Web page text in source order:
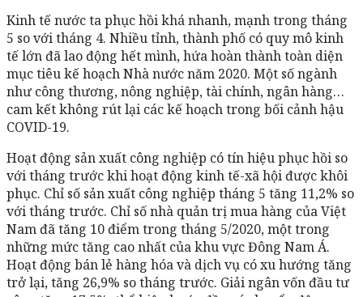
Kinh tế nước ta phục hồi khá nhanh, mạnh trong tháng
5 so với tháng 4. Nhiều tỉnh, thành phố có quy mô kinh
tế lớn đã lao động hết mình, hứa hoàn thành toàn diện
mục tiêu kế hoạch Nhà nước năm 2020. Một số ngành
như công thương, nông nghiệp, tài chính, ngân hàng…
cam kết không rút lại các kế hoạch trong bối cảnh hậu
COVID-19.
Hoạt động sản xuất công nghiệp có tín hiệu phục hồi so
với tháng trước khi hoạt động kinh tế-xã hội được khôi
phục. Chỉ số sản xuất công nghiệp tháng 5 tăng 11,2% so
với tháng trước. Chỉ số nhà quản trị mua hàng của Việt
Nam đã tăng 10 điểm trong tháng 5/2020, một trong
những mức tăng cao nhất của khu vực Đông Nam Á.
Hoạt động bán lẻ hàng hóa và dịch vụ có xu hướng tăng
trở lại, tăng 26,9% so tháng trước. Giải ngân vốn đầu tư